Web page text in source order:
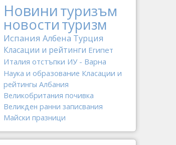
Новинитуризъм
новоституризм
Испания Албена Турция
Класации и рейтинги Египет
Италия отстъпки ИУ - Варна
Наука и образование Класации и
рейтингы Албания
Великобритания почивка
Великден ранни записвания
Майски празници